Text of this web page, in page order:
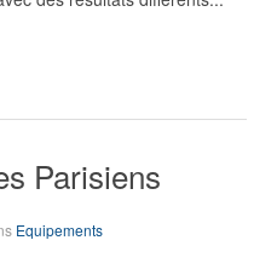
Parisiens
Equipements